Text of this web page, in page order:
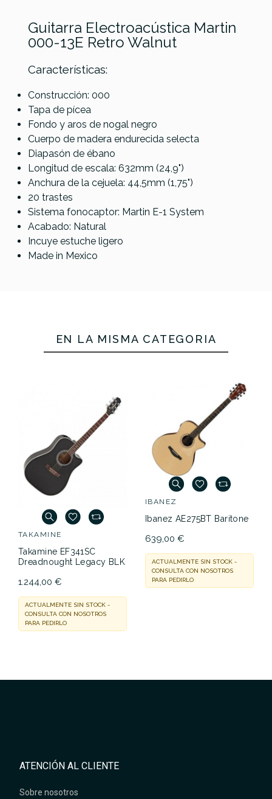
Guitarra Electroacústica Martin
000-13E Retro Walnut
Características:
Construcción: 000
Tapa de pícea
Fondo y aros de nogal negro
Cuerpo de madera endurecida selecta
Diapasón de ébano
Longitud de escala: 632mm (24,9")
Anchura de la cejuela: 44,5mm (1,75")
20 trastes
Sistema fonocaptor: Martin E-1 System
Acabado: Natural
Incuye estuche ligero
Made in Mexico
ReferenciaGUITACEMAR057
Fender AM
Acoustasonic
Jazzmaster EB
AWT
Yamaha FG5
NT High Gloss
Generation
1.899,00 €
No hay características para comparar
EN LA MISMA CATEGORÍA
TAKAMINE
Takamine EF341SC
Dreadnought Legacy BLK
1.244,00 €
ACTUALMENTE SIN STOCK -
CONSULTA CON NOSOTROS
PARA PEDIRLO
IBANEZ
Ibanez AE275BT Baritone
639,00 €
ACTUALMENTE SIN STOCK -
CONSULTA CON NOSOTROS
PARA PEDIRLO
ATENCIÓN AL CLIENTE
Sobre nosotros